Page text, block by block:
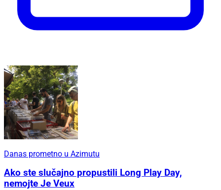
Danas prometno u Azimutu
Ako ste slučajno propustili Long Play Day,
nemojte Je Veux